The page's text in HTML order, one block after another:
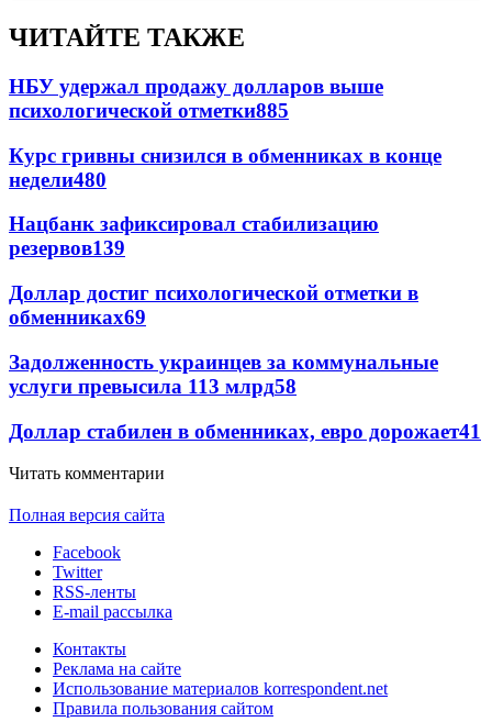
ЧИТАЙТЕ ТАКЖЕ
НБУ удержал продажу долларов выше
психологической отметки885
Курс гривны снизился в обменниках в конце
недели480
Нацбанк зафиксировал стабилизацию
резервов139
Доллар достиг психологической отметки в
обменниках69
Задолженность украинцев за коммунальные
услуги превысила 113 млрд58
Доллар стабилен в обменниках, евро дорожает41
Читать комментарии
Полная версия сайта
Facebook
Twitter
RSS-ленты
E-mail рассылка
Контакты
Реклама на сайте
Использование материалов korrespondent.net
Правила пользования сайтом